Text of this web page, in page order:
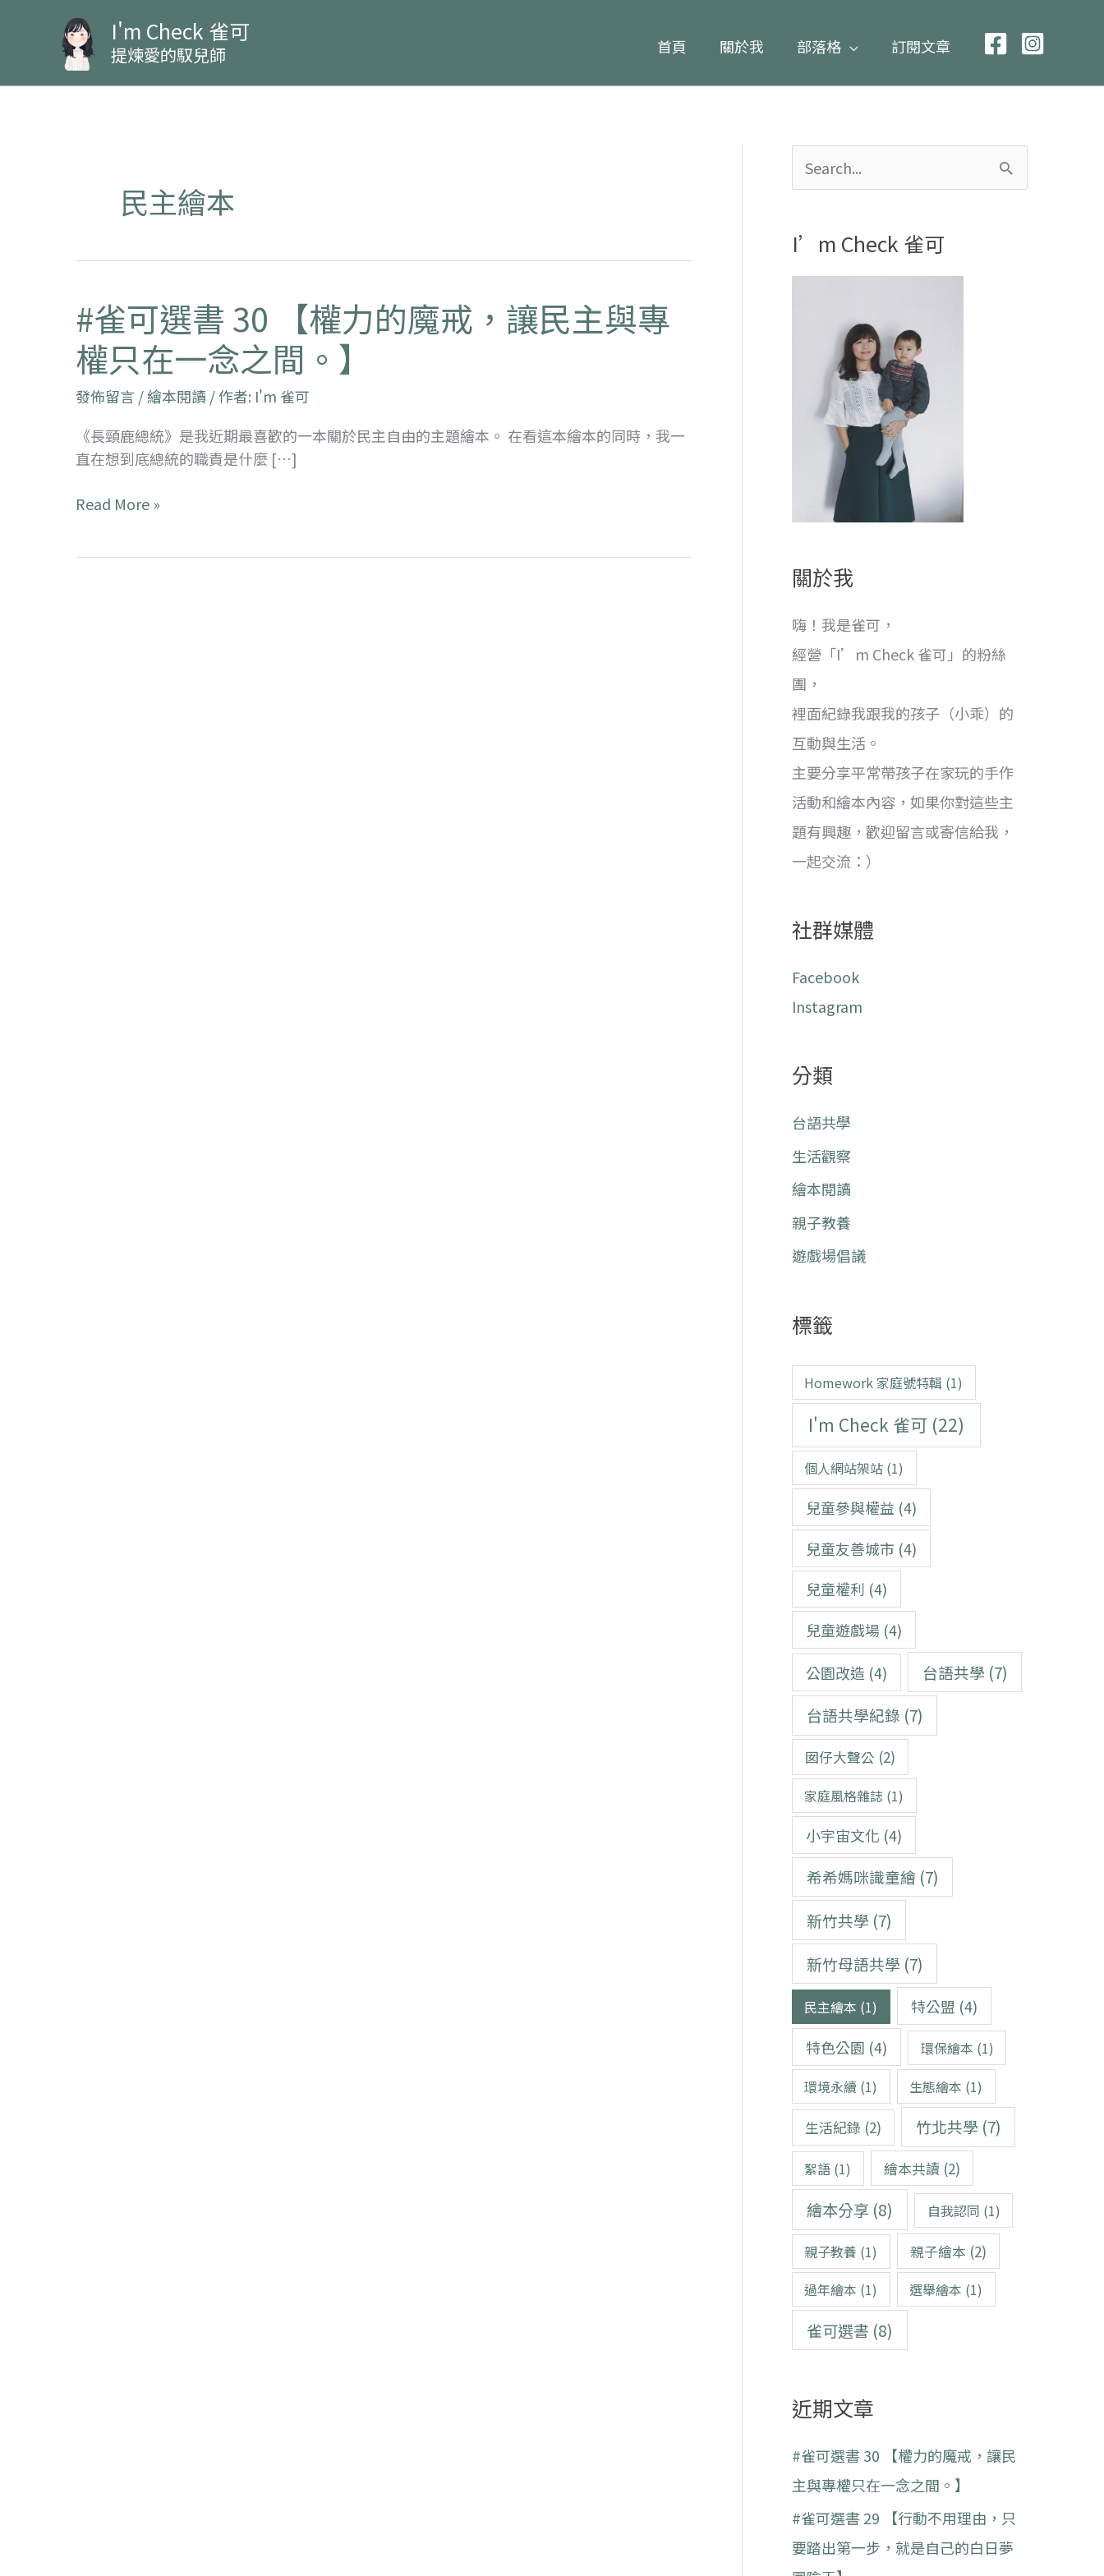
I'm Check 雀可
提煉愛的馭兒師 首頁 關於我 部落格 訂閱文章
民主繪本
#雀可選書 30 【權力的魔戒，讓民主與專
權只在一念之間。】
發佈留言 /繪本閱讀 / 作者: I'm 雀可
《長頸鹿總統》是我近期最喜歡的一本關於民主自由的主題繪本。 在看這本繪本的同時，我一
直在想到底總統的職責是什麼 […]
#
雀
可
選
書 30
力
的
戒，
民
Read More »
搜
關
鍵
I’m Check 雀可
關於我
嗨！我是雀可，
經營「I’m Check 雀可」的粉絲
團，
裡面紀錄我跟我的孩子（小乖）的
互動與生活。
主要分享平常帶孩子在家玩的手作
活動和繪本內容，如果你對這些主
題有興趣，歡迎留言或寄信給我，
一起交流：）
社群媒體
Facebook
Instagram
分類
台語共學
生活觀察
繪本閱讀
親子教養
遊戲場倡議
標籤
Homework 家庭號特輯 (1)
I'm Check 雀可(22)
個人網站架站 (1)
兒童參與權益 (4)
兒童友善城市 (4)
兒童權利 (4)
兒童遊戲場 (4)
公園改造 (4) 台語共學 (7)
台語共學紀錄 (7)
囡仔大聲公 (2)
家庭風格雜誌 (1)
小宇宙文化 (4)
希希媽咪識童繪 (7)
新竹共學 (7)
新竹母語共學 (7)
民主繪本 (1) 特公盟 (4)
特色公園 (4) 環保繪本 (1)
環境永續 (1) 生態繪本 (1)
生活紀錄 (2) 竹北共學 (7)
絮語 (1) 繪本共讀 (2)
繪本分享 (8) 自我認同 (1)
親子教養 (1) 親子繪本 (2)
過年繪本 (1) 選舉繪本 (1)
雀可選書 (8)
近期文章
#雀可選書 30 【權力的魔戒，讓民
主與專權只在一念之間。】
#雀可選書 29 【行動不用理由，只
要踏出第一步，就是自己的白日夢